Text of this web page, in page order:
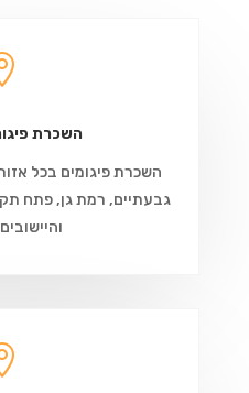
השכרת
השכרת פיגומים בכל
גבעתיים, רמת גן, פתח